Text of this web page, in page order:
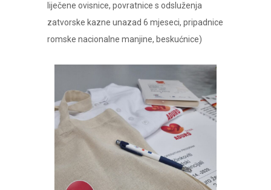
liječene ovisnice, povratnice s odsluženja
zatvorske kazne unazad 6 mjeseci, pripadnice
romske nacionalne manjine, beskućnice)